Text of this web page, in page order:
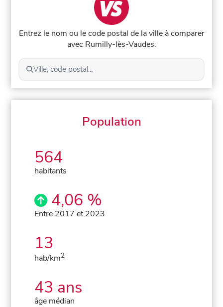
Entrez le nom ou le code postal de la ville à comparer
avec Rumilly-lès-Vaudes:
Ville, code postal...
Population
564
habitants
4,06 %
Entre 2017 et 2023
13
hab/km2
43 ans
âge médian